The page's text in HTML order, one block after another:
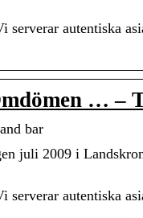
autentiska
… –
bar
juli 2009 i
autentiska